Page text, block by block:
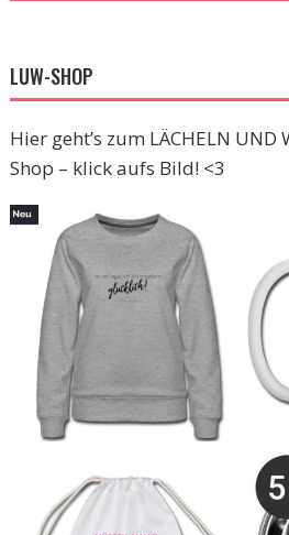
LUW-SHOP
Hier geht’s zum LÄCHELN
Shop – klick aufs Bild! <3